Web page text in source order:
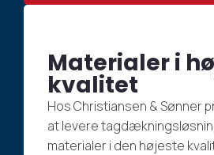
Materialer i
kvalitet
Hos Christiansen & Sønner
at levere
materialer i den højeste